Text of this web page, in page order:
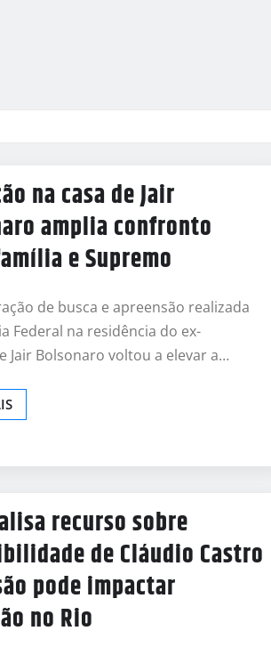
na casa de Jair
amplia confronto
e Supremo
de busca e apreensão realizada
Federal na residência do ex-
Jair Bolsonaro voltou a elevar a…
recurso sobre
de Cláudio Castro
pode impactar
no Rio